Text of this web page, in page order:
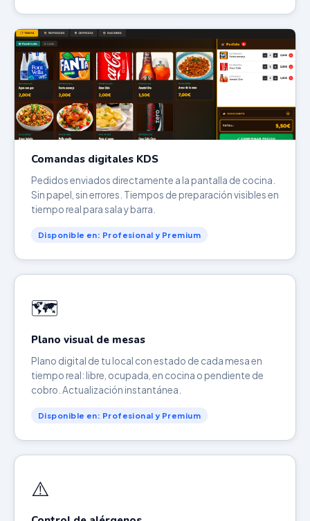
Comandas digitales KDS
Pedidos enviados directamente a la pantalla de cocina.
Sin papel, sin errores. Tiempos de preparación visibles en
tiempo real para sala y barra.
Disponible en: Profesional y Premium
🗺️
Plano visual de mesas
Plano digital de tu local con estado de cada mesa en
tiempo real: libre, ocupada, en cocina o pendiente de
cobro. Actualización instantánea.
Disponible en: Profesional y Premium
⚠️